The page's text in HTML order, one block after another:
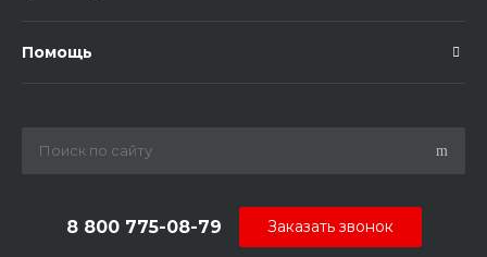
Помощь
8 800 775-08-79 Заказать звонок